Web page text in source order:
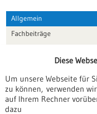
Allgemein
Fachbeiträge
Veranstaltungen
Erscheinungsdatum
Diese
Um unsere Webseite für
zu können, verwenden
auf Ihrem Rechner
dazu